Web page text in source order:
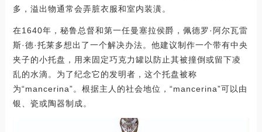
多，溢出物通常会弄脏衣服和室内装潢。
在1640年，秘鲁总督和第一任曼塞拉侯爵，佩德罗·阿尔瓦雷
斯·德·托莱多想出了一个解决办法。他建议制作一个带有中央
夹子的小托盘，用来固定巧克力罐以防止其被撞倒或留下凌
乱的水滴。为了纪念它的发明者，这个托盘被称
为“mancerina”。根据主人的社会地位，“mancerina”可以由
银、瓷或陶器制成。